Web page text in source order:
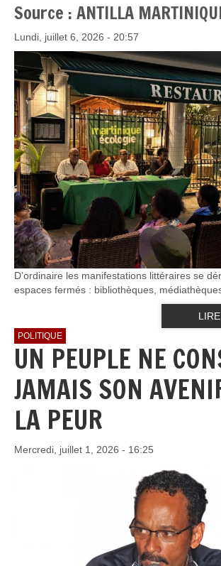
Source : ANTILLA
Lundi, juillet 6, 2026 - 20:57
D’ordinaire les manifestations littéraires se
espaces fermés : bibliothèques,
POLITIQUE
UN PEUPLE NE
JAMAIS SON
LA PEUR
Mercredi, juillet 1, 2026 - 16:25